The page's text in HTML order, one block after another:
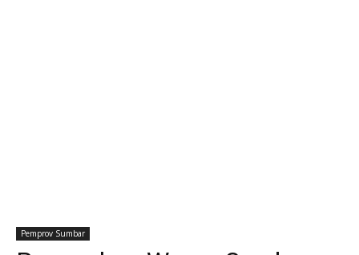
Pemprov Sumbar